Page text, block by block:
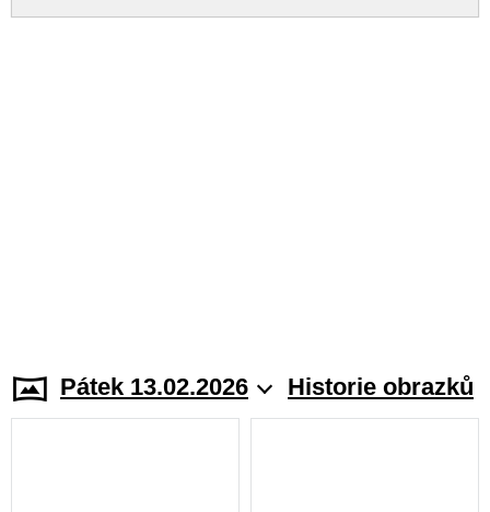
Pátek 13.02.2026 Historie obrazků